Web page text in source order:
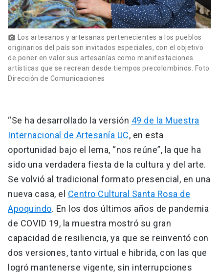
photo_camera Los artesanos y artesanas pertenecientes a los pueblos
originarios del país son invitados especiales, con el objetivo
de poner en valor sus artesanías como manifestaciones
artísticas que se recrean desde tiempos precolombinos. Foto
Dirección de Comunicaciones
“Se ha desarrollado la versión 49 de la Muestra
Internacional de Artesanía UC, en esta
oportunidad bajo el lema, “nos reúne”, la que ha
sido una verdadera fiesta de la cultura y del arte.
Se volvió al tradicional formato presencial, en una
nueva casa, el Centro Cultural Santa Rosa de
Apoquindo. En los dos últimos años de pandemia
de COVID 19, la muestra mostró su gran
capacidad de resiliencia, ya que se reinventó con
dos versiones, tanto virtual e hibrida, con las que
logró mantenerse vigente, sin interrupciones